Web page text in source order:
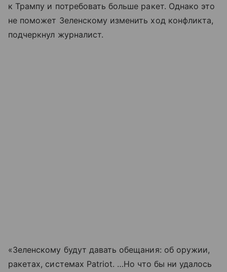
к Трампу и потребовать больше ракет. Однако это
не поможет Зеленскому изменить ход конфликта,
подчеркнул журналист.
«Зеленскому будут давать обещания: об оружии,
ракетах, системах Patriot. …Но что бы ни удалось